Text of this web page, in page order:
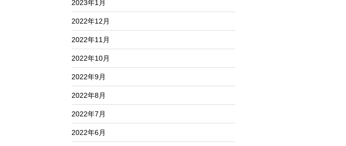
2023年1月
2022年12月
2022年11月
2022年10月
2022年9月
2022年8月
2022年7月
2022年6月